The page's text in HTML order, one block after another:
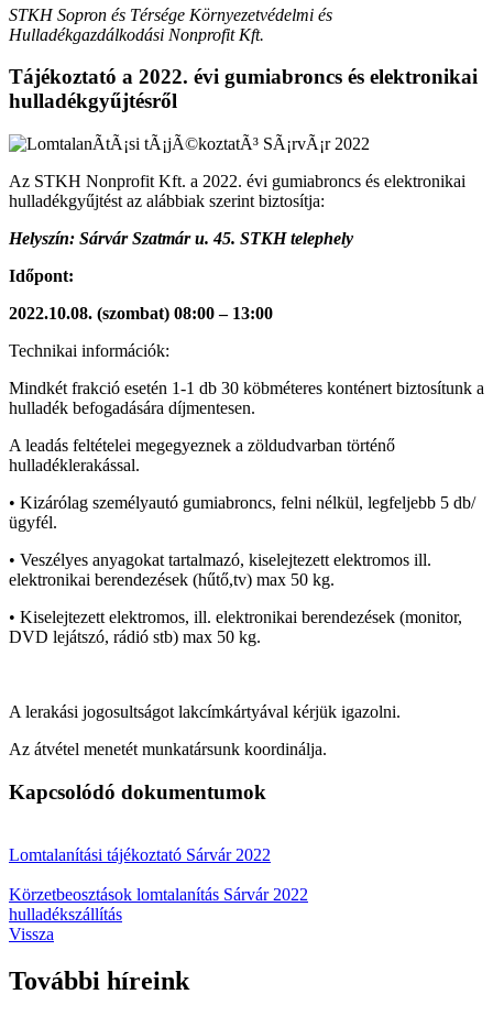
STKH Sopron és Térsége Környezetvédelmi és
Hulladékgazdálkodási Nonprofit Kft.
Tájékoztató a 2022. évi gumiabroncs és elektronikai
hulladékgyűjtésről
Az STKH Nonprofit Kft. a 2022. évi gumiabroncs és elektronikai
hulladékgyűjtést az alábbiak szerint biztosítja:
Helyszín: Sárvár Szatmár u. 45. STKH telephely
Időpont:
2022.10.08. (szombat) 08:00 – 13:00
Technikai információk:
Mindkét frakció esetén 1-1 db 30 köbméteres konténert biztosítunk a
hulladék befogadására díjmentesen.
A leadás feltételei megegyeznek a zöldudvarban történő
hulladéklerakással.
• Kizárólag személyautó gumiabroncs, felni nélkül, legfeljebb 5 db/
ügyfél.
• Veszélyes anyagokat tartalmazó, kiselejtezett elektromos ill.
elektronikai berendezések (hűtő,tv) max 50 kg.
• Kiselejtezett elektromos, ill. elektronikai berendezések (monitor,
DVD lejátszó, rádió stb) max 50 kg.
A lerakási jogosultságot lakcímkártyával kérjük igazolni.
Az átvétel menetét munkatársunk koordinálja.
Kapcsolódó dokumentumok
Lomtalanítási tájékoztató Sárvár 2022
Körzetbeosztások lomtalanítás Sárvár 2022
hulladékszállítás
Vissza
További híreink